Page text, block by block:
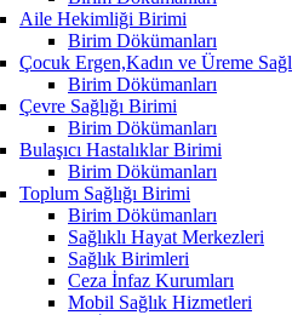
Aile Hekimliği Birimi
Birim Dökümanları
Çocuk Ergen,Kadın ve Üreme
Birim Dökümanları
Çevre Sağlığı Birimi
Birim Dökümanları
Bulaşıcı Hastalıklar Birimi
Birim Dökümanları
Toplum Sağlığı Birimi
Birim Dökümanları
Sağlıklı Hayat Merkezleri
Sağlık Birimleri
Ceza İnfaz Kurumları
Mobil Sağlık Hizmetleri